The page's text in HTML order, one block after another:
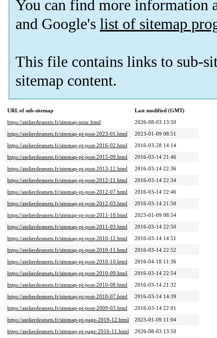
You can find more information
and Google's list of sitemap
This file contains links to sub-
sitemap content.
URL of sub-sitemap
Last modified (GMT)
https://atelierdesmets.fr/sitemap-misc.html
2026-08-03 13:50
https://atelierdesmets.fr/sitemap-pt-post-2023-01.html
2023-01-09 08:51
https://atelierdesmets.fr/sitemap-pt-post-2016-02.html
2016-03-28 14:14
https://atelierdesmets.fr/sitemap-pt-post-2015-09.html
2016-03-14 21:46
https://atelierdesmets.fr/sitemap-pt-post-2013-12.html
2016-03-14 22:36
https://atelierdesmets.fr/sitemap-pt-post-2012-11.html
2016-03-14 22:34
https://atelierdesmets.fr/sitemap-pt-post-2012-07.html
2016-03-14 22:46
https://atelierdesmets.fr/sitemap-pt-post-2012-03.html
2016-03-14 21:50
https://atelierdesmets.fr/sitemap-pt-post-2011-10.html
2023-01-09 08:54
https://atelierdesmets.fr/sitemap-pt-post-2011-03.html
2016-03-14 22:50
https://atelierdesmets.fr/sitemap-pt-post-2010-12.html
2016-03-14 14:51
https://atelierdesmets.fr/sitemap-pt-post-2010-11.html
2016-03-14 22:52
https://atelierdesmets.fr/sitemap-pt-post-2010-10.html
2016-04-18 11:36
https://atelierdesmets.fr/sitemap-pt-post-2010-09.html
2016-03-14 22:54
https://atelierdesmets.fr/sitemap-pt-post-2010-08.html
2016-03-14 21:32
https://atelierdesmets.fr/sitemap-pt-post-2010-07.html
2016-03-14 14:39
https://atelierdesmets.fr/sitemap-pt-post-2009-03.html
2016-03-14 22:01
https://atelierdesmets.fr/sitemap-pt-page-2019-12.html
2023-01-09 11:04
https://atelierdesmets.fr/sitemap-pt-page-2016-11.html
2026-08-03 13:50